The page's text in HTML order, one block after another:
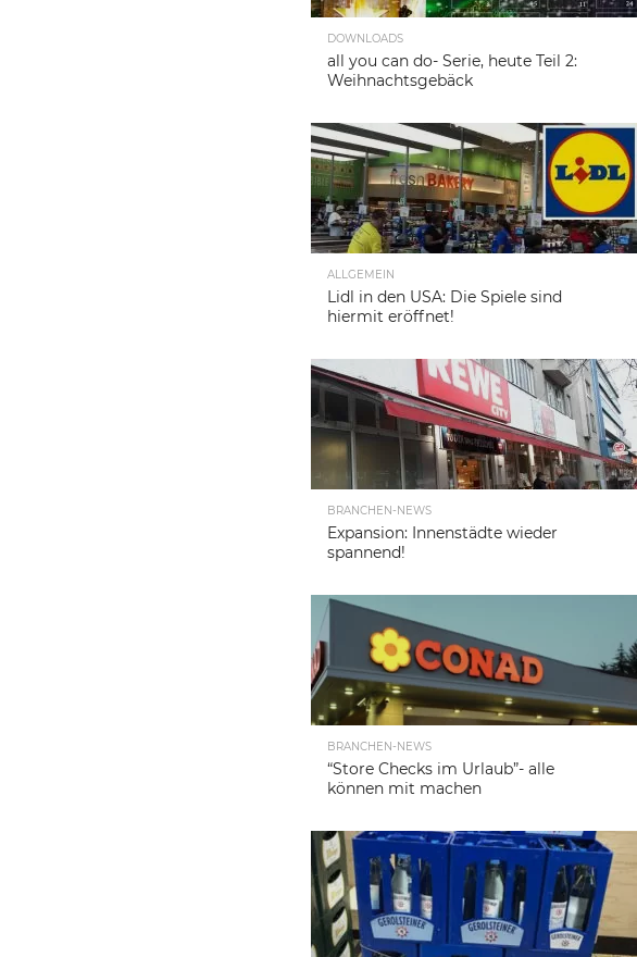
DOWNLOADS
all you can do- Serie, heute Teil 2:
Weihnachtsgebäck
ALLGEMEIN
Lidl in den USA: Die Spiele sind
hiermit eröffnet!
BRANCHEN-NEWS
Expansion: Innenstädte wieder
spannend!
BRANCHEN-NEWS
“Store Checks im Urlaub”- alle
können mit machen